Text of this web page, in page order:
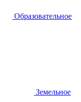
Образовательное
Земельное